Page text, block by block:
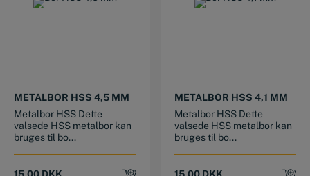
METALBOR HSS 4,5 MM
Metalbor HSS Dette
valsede HSS metalbor kan
bruges til bo...
METALBOR HSS 4,1 MM
Metalbor HSS Dette
valsede HSS metalbor kan
bruges til bo...